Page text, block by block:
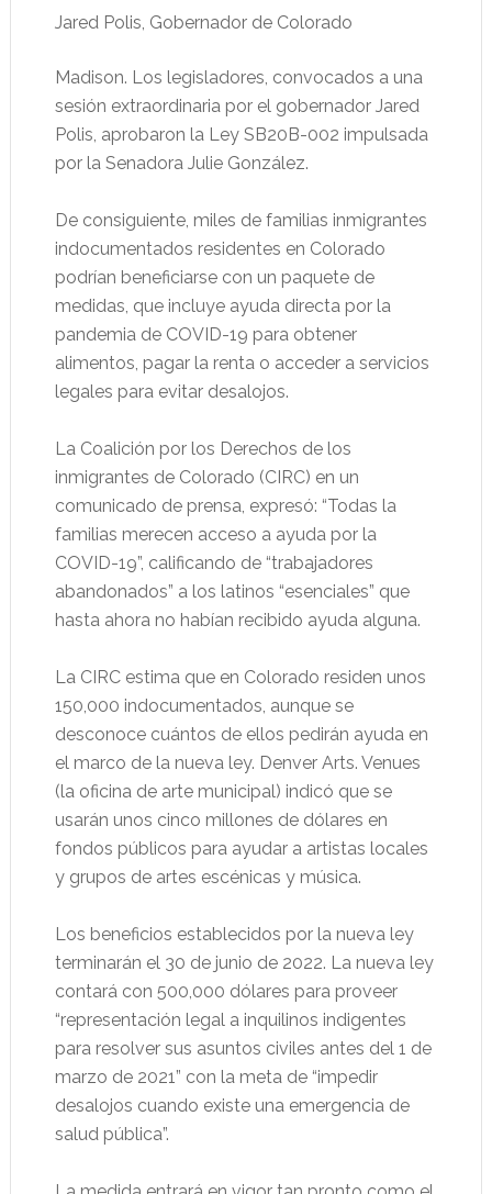
Jared Polis, Gobernador de Colorado
Madison. Los legisladores, convocados a una
sesión extraordinaria por el gobernador Jared
Polis, aprobaron la Ley SB20B-002 impulsada
por la Senadora Julie González.
De consiguiente, miles de familias inmigrantes
indocumentados residentes en Colorado
podrían beneficiarse con un paquete de
medidas, que incluye ayuda directa por la
pandemia de COVID-19 para obtener
alimentos, pagar la renta o acceder a servicios
legales para evitar desalojos.
La Coalición por los Derechos de los
inmigrantes de Colorado (CIRC) en un
comunicado de prensa, expresó: “Todas la
familias merecen acceso a ayuda por la
COVID-19”, calificando de “trabajadores
abandonados” a los latinos “esenciales” que
hasta ahora no habían recibido ayuda alguna.
La CIRC estima que en Colorado residen unos
150,000 indocumentados, aunque se
desconoce cuántos de ellos pedirán ayuda en
el marco de la nueva ley. Denver Arts. Venues
(la oficina de arte municipal) indicó que se
usarán unos cinco millones de dólares en
fondos públicos para ayudar a artistas locales
y grupos de artes escénicas y música.
Los beneficios establecidos por la nueva ley
terminarán el 30 de junio de 2022. La nueva ley
contará con 500,000 dólares para proveer
“representación legal a inquilinos indigentes
para resolver sus asuntos civiles antes del 1 de
marzo de 2021” con la meta de “impedir
desalojos cuando existe una emergencia de
salud pública”.